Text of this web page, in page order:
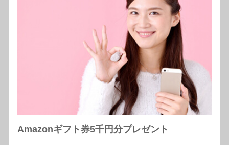
Amazonギフト券5千円分プレゼント